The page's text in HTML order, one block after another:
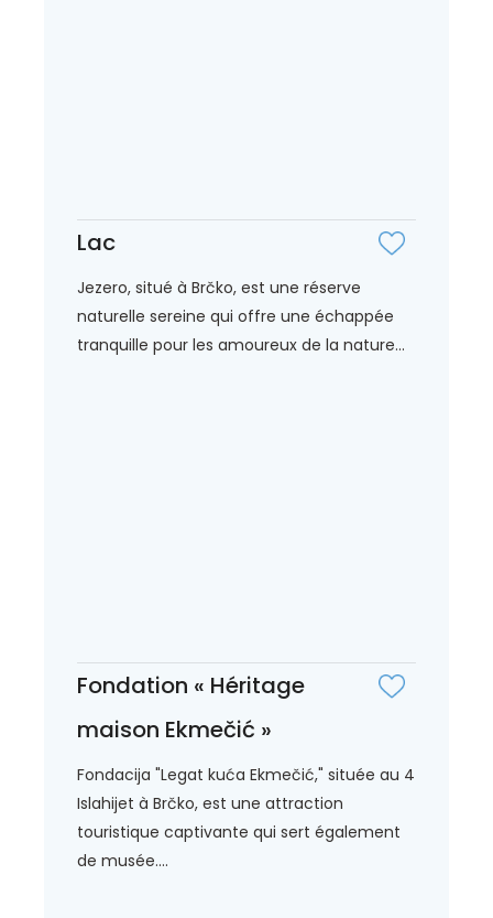
Lac
Jezero, situé à Brčko, est une réserve
naturelle sereine qui offre une échappée
tranquille pour les amoureux de la nature...
Fondation « Héritage
maison Ekmečić »
Fondacija "Legat kuća Ekmečić," située au 4
Islahijet à Brčko, est une attraction
touristique captivante qui sert également
de musée....